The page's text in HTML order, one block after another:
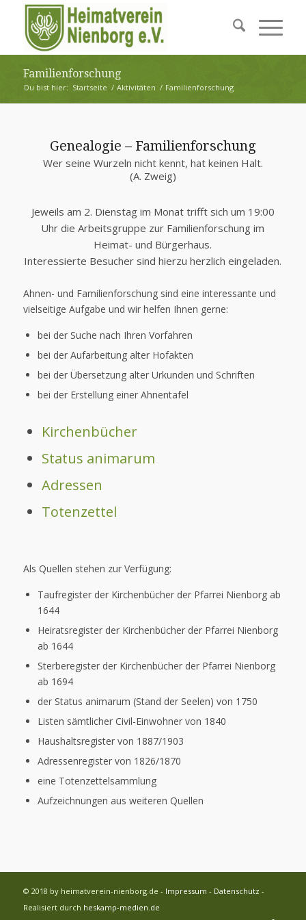
Familienforschung
Du bist hier: Startseite / Aktivitäten / Familienforschung
Genealogie – Familienforschung
Wer seine Wurzeln nicht kennt, hat keinen Halt.
(A. Zweig)
Jeweils am 2. Dienstag im Monat trifft sich um 19:00
Uhr die Arbeitsgruppe zur Familienforschung im
Heimat- und Bürgerhaus.
Interessierte Besucher sind hierzu herzlich eingeladen.
Ahnen- und Familienforschung sind eine interessante und
vielseitige Aufgabe und wir helfen Ihnen gerne:
bei der Suche nach Ihren Vorfahren
bei der Aufarbeitung alter Hofakten
bei der Übersetzung alter Urkunden und Schriften
bei der Erstellung einer Ahnentafel
Kirchenbücher
Status animarum
Adressen
Totenzettel
Als Quellen stehen zur Verfügung:
Taufregister der Kirchenbücher der Pfarrei Nienborg ab
1644
Heiratsregister der Kirchenbücher der Pfarrei Nienborg
ab 1644
Sterberegister der Kirchenbücher der Pfarrei Nienborg
ab 1694
der Status animarum (Stand der Seelen) von 1750
Listen sämtlicher Civil-Einwohner von 1840
Haushaltsregister von 1887/1903
Adressenregister von 1826/1870
eine Totenzettelsammlung
Aufzeichnungen aus weiteren Quellen
© 2018 by heimatverein-nienborg.de - Impressum - Datenschutz -
Realisiert durch heskamp-medien.de